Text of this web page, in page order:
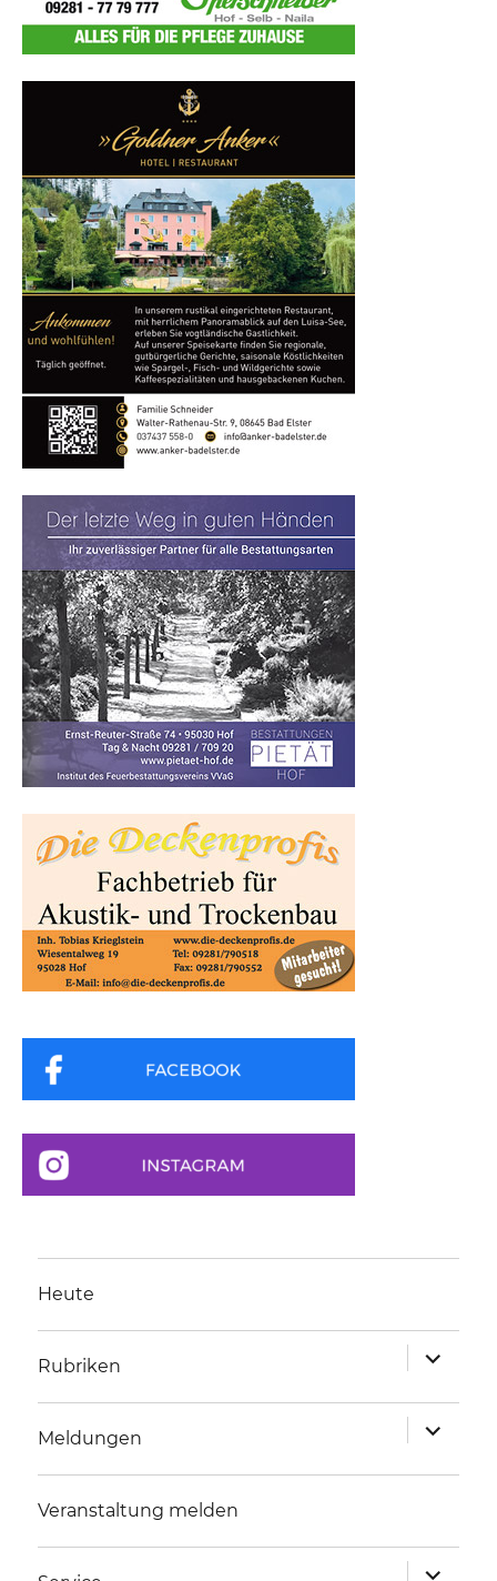
Heute
Rubriken
anzeigen
Meldungen
anzeigen
Veranstaltung melden